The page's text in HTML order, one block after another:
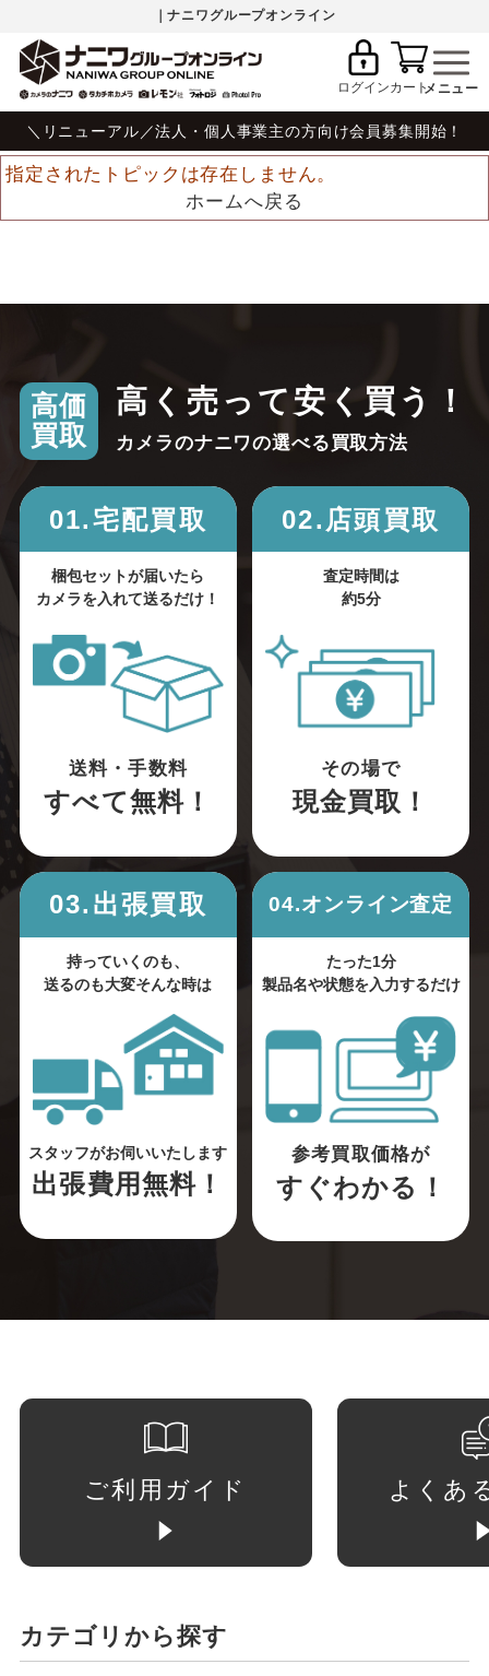
｜ナニワグループオンライン
ログインカート
＼リニューアル／法人・個人事業主の方向け会員募集開始！
指定されたトピックは存在しません。
ホームへ戻る
高価
買取
高く売って安く買う！
カメラのナニワの選べる買取方法
01.宅配買取
梱包セットが届いたら
カメラを入れて送るだけ！
送料・手数料
すべて無料！
02.店頭買取
査定時間は
約5分
その場で
現金買取！
03.出張買取
持っていくのも、
送るのも大変そんな時は
スタッフがお伺いいたします
出張費用無料！
04.オンライン査定
たった1分
製品名や状態を入力するだけ
参考買取価格が
すぐわかる！
ご利用ガイド よくあ
カテゴリから探す